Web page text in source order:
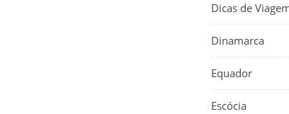
Dicas de
Dinamarca
Equador
Escócia